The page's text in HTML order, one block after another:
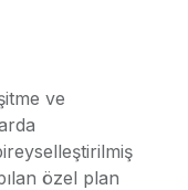
ve
özel plan